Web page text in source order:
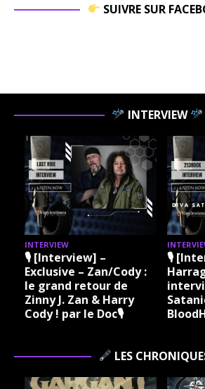
SUIVRE SUR
INTERVIEW
INTERVIEW
🎙 [Interview] –
Exclusive – Zan/Cody :
le grand retour de
Zinny J. Zan & Harry
Cody ! par le Doc🎙
🎙
LES